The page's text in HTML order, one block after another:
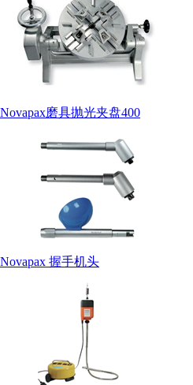
Novapax磨具抛光夹盘400
Novapax 握手机头